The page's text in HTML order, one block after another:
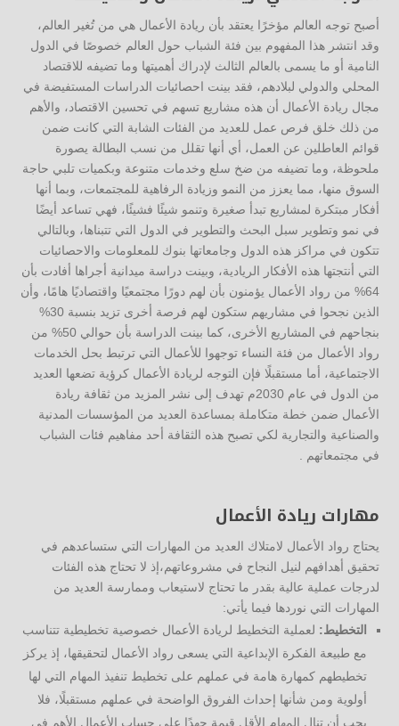
أصبح توجه العالم مؤخرًا يعتقد بأن ريادة الأعمال هي من تُغير العالم،
وقد انتشر هذا المفهوم بين فئة الشباب حول العالم خصوصًا في الدول
النامية أو ما يسمى بالعالم الثالث لإدراك أهميتها وما تضيفه للاقتصاد
المحلي والدولي لبلادهم، فقد بينت احصائيات الدراسات المستفيضة في
مجال ريادة الأعمال أن هذه مشاريع تسهم في تحسين الاقتصاد، والأهم
من ذلك خلق فرص عمل للعديد من الفئات الشابة التي كانت ضمن
قوائم العاطلين عن العمل، أي أنها تقلل من نسب البطالة يصورة
ملحوظة، وما تضيفه من ضخ سلع وخدمات متنوعة وبكميات تلبي حاجة
السوق منها، مما يعزز من النمو وزيادة الرفاهية للمجتمعات، وبما أنها
أفكار مبتكرة لمشاريع تبدأ صغيرة وتنمو شيئًا فشيئًا، فهي تساعد أيضًا
في نمو وتطوير سبل البحث والتطوير في الدول التي تتبناها، وبالتالي
تتكون في مراكز هذه الدول وجامعاتها بنوك للمعلومات والاحصائيات
التي أنتجتها هذه الأفكار الريادية، وبينت دراسة ميدانية أجراها أفادت بأن
64% من رواد الأعمال يؤمنون بأن لهم دورًا مجتمعيًا واقتصاديًا هامًا، وأن
الذين نجحوا في مشاريهم ستكون لهم فرصة أخرى تزيد بنسبة 30%
بنجاحهم في المشاريع الأخرى، كما بينت الدراسة بأن حوالي 50% من
رواد الأعمال من فئة النساء توجهوا للأعمال التي ترتبط بحل الخدمات
الاجتماعية، أما مستقبلًا فإن التوجه لريادة الأعمال كرؤية تضعها العديد
من الدول في عام 2030م تهدف إلى نشر المزيد من ثقافة ريادة
الأعمال ضمن خطة متكاملة بمساعدة العديد من المؤسسات المدنية
والصناعية والتجارية لكي تصبح هذه الثقافة أحد مفاهيم فئات الشباب
في مجتمعاتهم .
مهارات ريادة الأعمال
يحتاج رواد الأعمال لامتلاك العديد من المهارات التي ستساعدهم في
تحقيق أهدافهم لنيل النجاح في مشروعاتهم،إذ لا تحتاج هذه الفئات
لدرجات عملية عالية بقدر ما تحتاج لاستيعاب وممارسة العديد من
المهارات التي نوردها فيما يأتي:
التخطيط: لعملية التخطيط لريادة الأعمال خصوصية تخطيطية تتناسب
مع طبيعة الفكرة الإبداعية التي يسعى رواد الأعمال لتحقيقها، إذ يركز
تخطيطهم كمهارة هامة في عملهم على تخطيط تنفيذ المهام التي لها
أولوية ومن شأنها إحداث الفروق الواضحة في عملهم مستقبلًا، فلا
يجب أن تنال المهام الأقل قيمة جهدًا على حساب الأعمال الأهم في